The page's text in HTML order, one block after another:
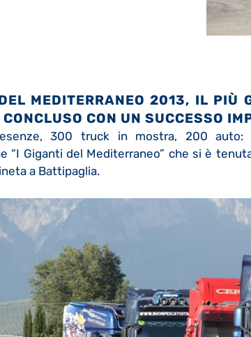
MEDITERRANEO 2013, IL PIÙ
CON UN SUCCESSO
300 truck in mostra, 200
“I Giganti del Mediterraneo” che si è
a Battipaglia.